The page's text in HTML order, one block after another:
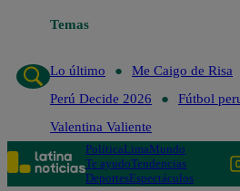
Temas
Lo último
Me Caigo de Risa
Perú Decide 2026
Fútbol
Valentina Valiente
PolíticaLimaMundo
Te ayudoTendencias
DeportesEspectáculos